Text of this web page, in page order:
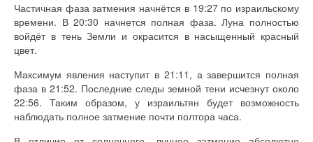
Частичная фаза затмения начнётся в 19:27 по израильскому
времени. В 20:30 начнется полная фаза. Луна полностью
войдёт в тень Земли и окрасится в насыщенный красный
цвет.
Максимум явления наступит в 21:11, а завершится полная
фаза в 21:52. Последние следы земной тени исчезнут около
22:56. Таким образом, у израильтян будет возможность
наблюдать полное затмение почти полтора часа.